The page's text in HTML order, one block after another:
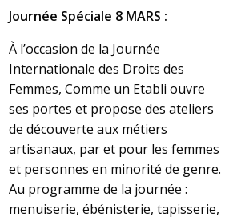
Journée Spéciale 8 MARS :
À l’occasion de la Journée
Internationale des Droits des
Femmes, Comme un Etabli ouvre
ses portes et propose des ateliers
de découverte aux métiers
artisanaux, par et pour les femmes
et personnes en minorité de genre.
Au programme de la journée :
menuiserie, ébénisterie, tapisserie,